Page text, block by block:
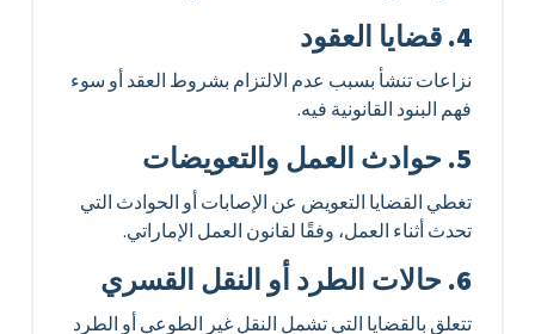
4. قضايا العقود
نزاعات تنشأ بسبب عدم الالتزام بشروط العقد أو سوء
فهم البنود القانونية فيه.
5. حوادث العمل والتعويضات
تغطي القضايا التعويض عن الإصابات أو الحوادث التي
تحدث أثناء العمل، وفقًا لقانون العمل الإماراتي.
6. حالات الطرد أو النقل القسري
تتعلق بالقضايا التي تشمل النقل غير الطوعي أو الطرد